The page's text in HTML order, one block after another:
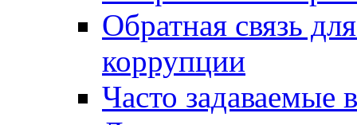
Обратная связь
коррупции
Часто задаваемые